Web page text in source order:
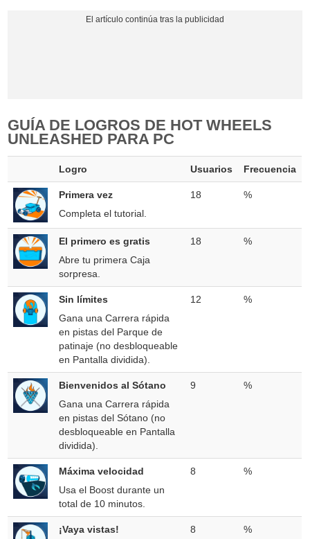
GUÍA DE LOGROS DE HOT WHEELS
UNLEASHED PARA PC
Logro Usuarios Frecuencia
Primera vez
Completa el tutorial.
18 %
El primero es gratis
Abre tu primera Caja
sorpresa.
18 %
Sin límites
Gana una Carrera rápida
en pistas del Parque de
patinaje (no desbloqueable
en Pantalla dividida).
12 %
Bienvenidos al Sótano
Gana una Carrera rápida
en pistas del Sótano (no
desbloqueable en Pantalla
dividida).
9 %
Máxima velocidad
Usa el Boost durante un
total de 10 minutos.
8 %
¡Vaya vistas!
8 %